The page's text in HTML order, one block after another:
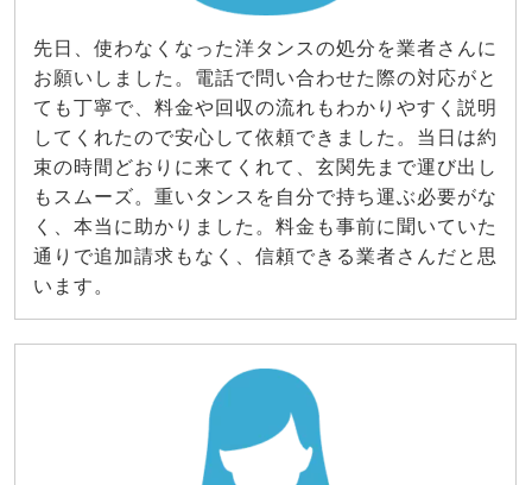
先日、使わなくなった洋タンスの処分を業者さんに
お願いしました。電話で問い合わせた際の対応がと
ても丁寧で、料金や回収の流れもわかりやすく説明
してくれたので安心して依頼できました。当日は約
束の時間どおりに来てくれて、玄関先まで運び出し
もスムーズ。重いタンスを自分で持ち運ぶ必要がな
く、本当に助かりました。料金も事前に聞いていた
通りで追加請求もなく、信頼できる業者さんだと思
います。